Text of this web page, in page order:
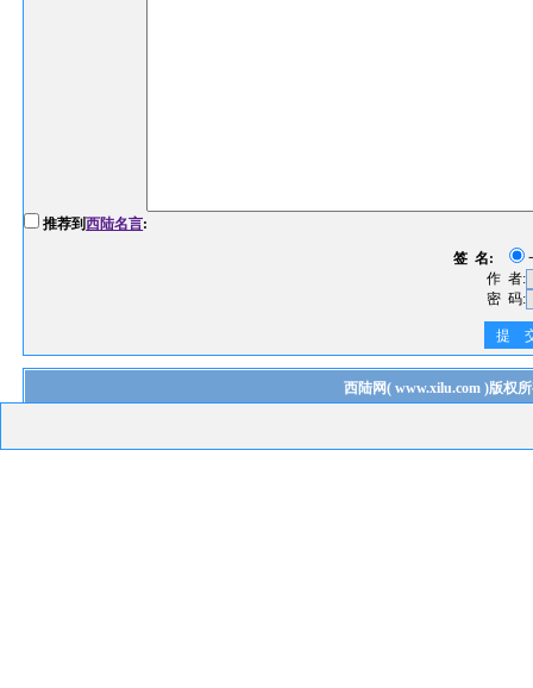
推荐到西陆名言:
签 名:
作 者:
密 码:
提
西陆网( www.xilu.com)版权